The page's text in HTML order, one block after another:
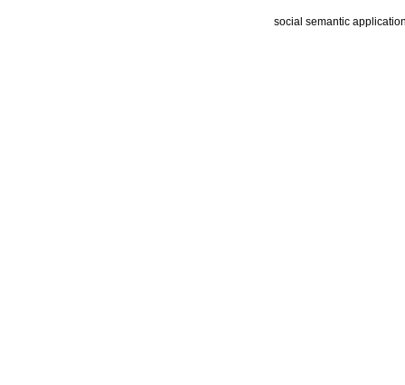
social semantic